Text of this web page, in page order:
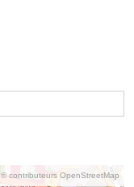
© contributeurs OpenStreetMap